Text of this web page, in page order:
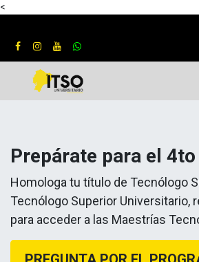
<
Prepárate para el 4to
Homologa tu título de Tecnólogo
Tecnólogo Superior Universitario,
para acceder a las Maestrías